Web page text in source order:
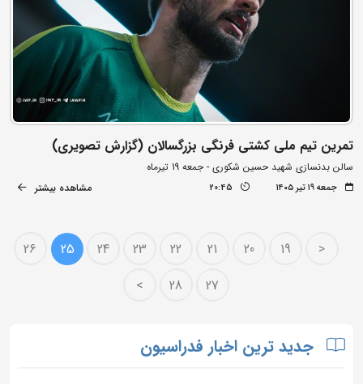
تمرین تیم ملی کشتی فرنگی بزرگسالان (گزارش تصویری)
سالن بدنسازی شهید حسین شکوری - جمعه 19 تیرماه
جمعه ۱۹ تیر ۱۴۰۵ 20:45 مشاهده بیشتر
<
19
20
21
22
23
24
25
26
27
28
>
جدید ترین اخبار فدراسیون